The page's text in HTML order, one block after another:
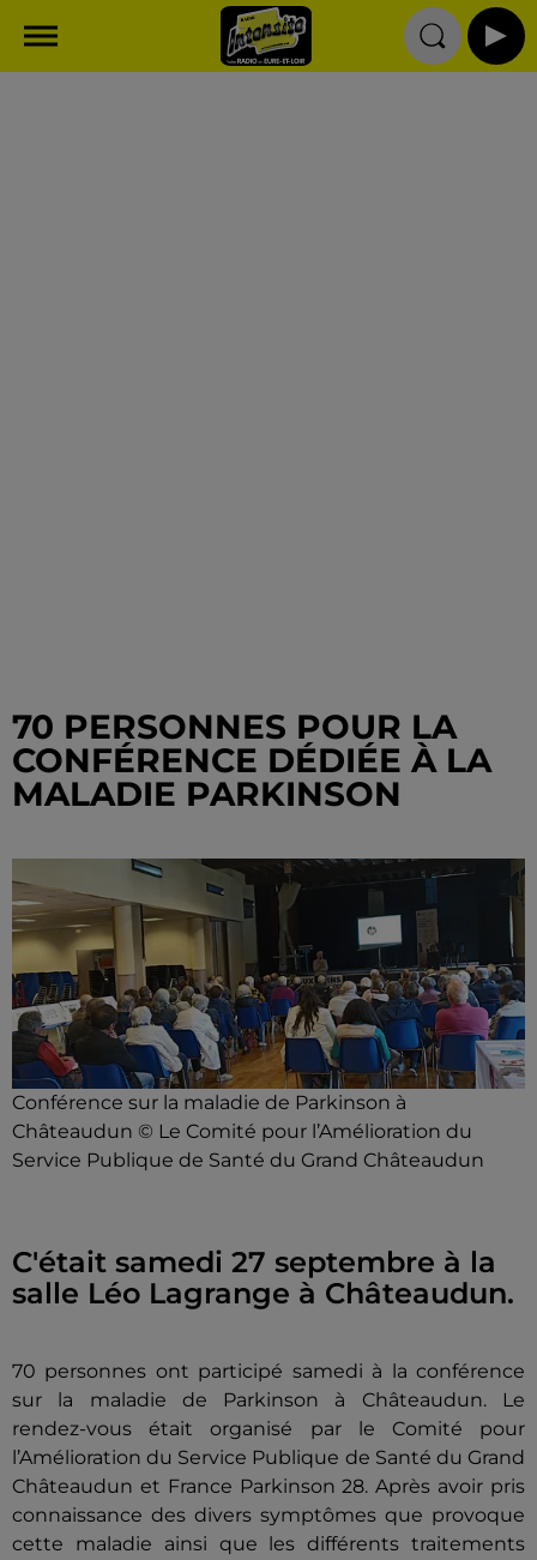
70 PERSONNES POUR LA
CONFÉRENCE DÉDIÉE À LA
MALADIE PARKINSON
Conférence sur la maladie de Parkinson à
Châteaudun © Le Comité pour l’Amélioration du
Service Publique de Santé du Grand Châteaudun
C'était samedi 27 septembre à la
salle Léo Lagrange à Châteaudun.
70 personnes ont participé samedi à la conférence
sur la maladie de Parkinson à Châteaudun. Le
rendez-vous était organisé par le Comité pour
l’Amélioration du Service Publique de Santé du Grand
Châteaudun et France Parkinson 28. Après avoir pris
connaissance des divers symptômes que provoque
cette maladie ainsi que les différents traitements